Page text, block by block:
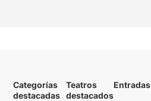
Categorías
destacadas
Teatros
destacados
Entradas